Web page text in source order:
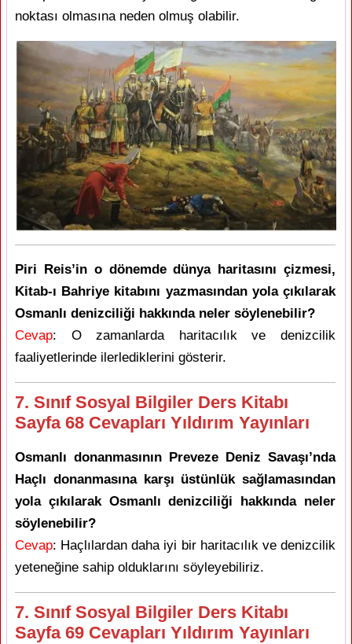
noktası olmasına neden olmuş olabilir.
Piri Reis’in o dönemde dünya haritasını çizmesi,
Kitab-ı Bahriye kitabını yazmasından yola çıkılarak
Osmanlı denizciliği hakkında neler söylenebilir?
Cevap: O zamanlarda haritacılık ve denizcilik
faaliyetlerinde ilerlediklerini gösterir.
7. Sınıf Sosyal Bilgiler Ders Kitabı
Sayfa 68 Cevapları Yıldırım Yayınları
Osmanlı donanmasının Preveze Deniz Savaşı’nda
Haçlı donanmasına karşı üstünlük sağlamasından
yola çıkılarak Osmanlı denizciliği hakkında neler
söylenebilir?
Cevap: Haçlılardan daha iyi bir haritacılık ve denizcilik
yeteneğine sahip olduklarını söyleyebiliriz.
7. Sınıf Sosyal Bilgiler Ders Kitabı
Sayfa 69 Cevapları Yıldırım Yayınları